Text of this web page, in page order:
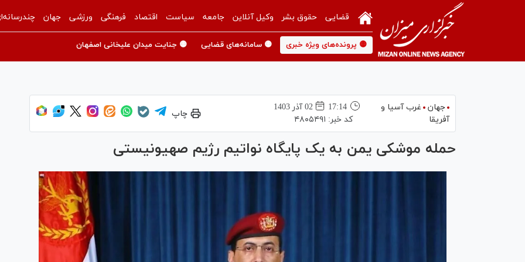
قضایی حقوق بشر وکیل آنلاین جامعه سیاست اقتصاد فرهنگی ورزشی جهان
🟡 پرونده‌های ویژه خبری 🟡 سامانه‌های قضایی 🟡 جنایت میدان علیخانی اصفهان
جهان
غرب آسیا و
آفریقا
17:14
02 آذر 1403
کد خبر: ۴۸۰۵۴۹۱
چاپ
حمله موشکی یمن به یک پایگاه نواتیم رژیم صهیونیستی